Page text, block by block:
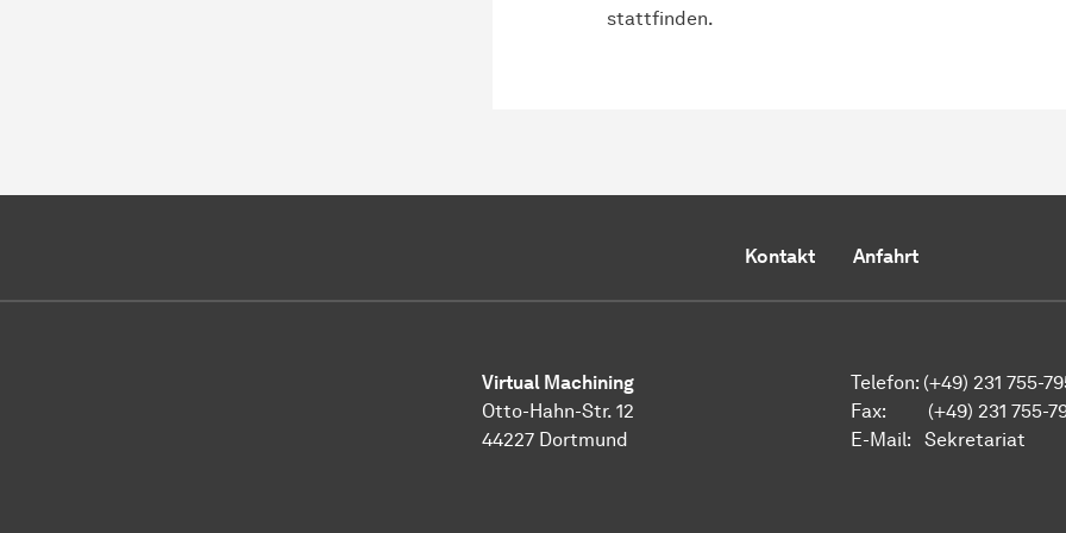
stattfinden.
Kontakt Anfahrt
Virtual Machining
Otto-Hahn-Str. 12
44227 Dortmund
Telefon: (+49) 231 755-
Fax: (+49) 231 755-
E-Mail: Sekretariat